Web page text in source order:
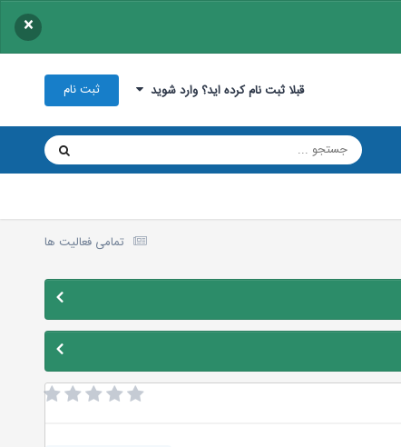
×
قبلا ثبت نام کرده اید؟ وارد شوید ثبت نام
تمامی فعالیت ها